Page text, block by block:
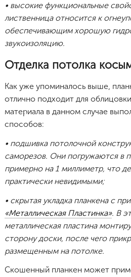
• высокие функциональные
лиственница относится к
обеспечивающим хорошую
звукоизоляцию.
Отделка потолка
Как уже упоминалось выше,
отлично подходит для
материала в данном случае
способов:
• подшивка потолочной
саморезов. Они погружаются в
примерно на 1 миллиметр, что
практически невидимыми;
• скрытая укладка планкена с
«Металлическая Пластинка». В
металлическая пластина
сторону доски, после чего
размещенным на потолке.
Скошенный планкен может